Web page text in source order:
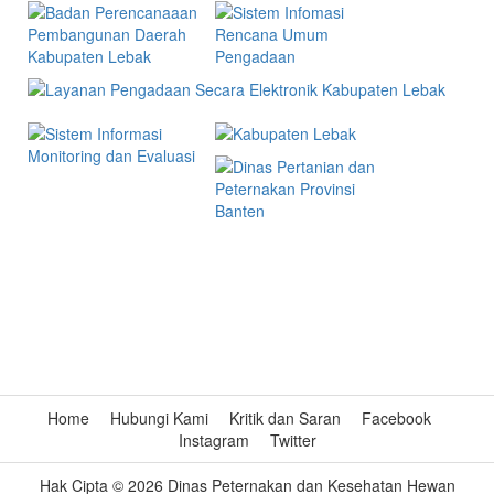
Home Hubungi Kami Kritik dan Saran
Facebook
Instagram
Twitter
Hak Cipta © 2026 Dinas Peternakan dan Kesehatan Hewan